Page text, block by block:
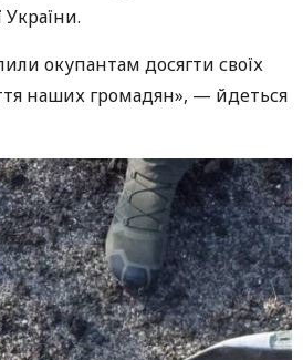
України.
окупантам досягти своїх
наших громадян», — йдеться